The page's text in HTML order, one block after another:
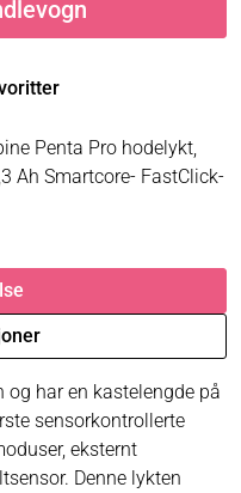
Penta Pro hodelykt,
Ah Smartcore- FastClick-
har en kastelengde på
sensorkontrollerte
eksternt
Denne lykten